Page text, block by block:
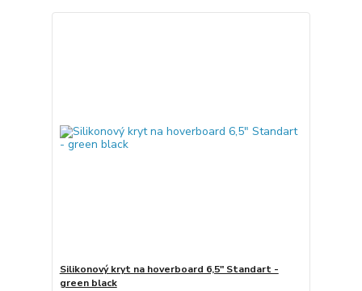
Silikonový kryt na hoverboard 6,5" Standart -
green black